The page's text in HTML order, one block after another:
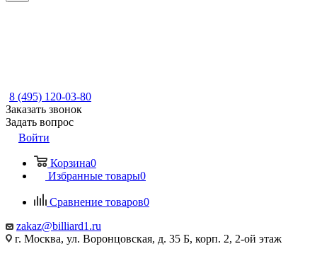
8 (495) 120-03-80
Заказать звонок
Задать вопрос
Войти
Корзина0
Избранные товары0
Сравнение товаров0
zakaz@billiard1.ru
г. Москва, ул. Воронцовская, д. 35 Б, корп. 2, 2-ой этаж